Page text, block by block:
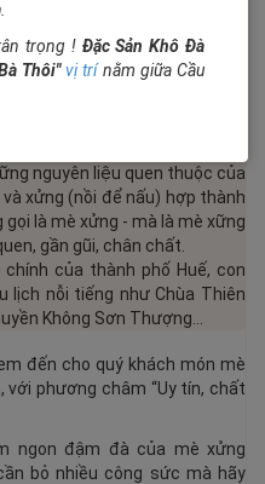
Huế, trong hành lý du khách
mang về làm quà cho người
tao nhưng mè xững đã trở
thực Huế.
nguyên liệu quen thuộc của
xửng (nồi để nấu) hợp thành
là mè xửng - mà là mè xững
gần gũi, chân chất.
của thành phố Huế, con
lịch nỗi tiếng như Chùa Thiên
Không Sơn Thượng...
đến cho quý khách món mè
phương châm “Uy tín, chất
ngon đậm đà của mè xửng
bỏ nhiều công sức mà hãy
trọng ! Đặc Sản Khô Đà
Thôi" vị trínằm giữa Cầu